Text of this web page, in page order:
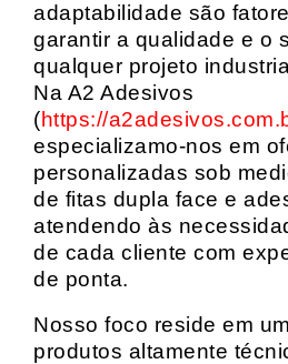
adaptabilidade são
garantir a qualidade e o
qualquer projeto
Na A2 Adesivos
(https://
especializamo-nos em
personalizadas sob
de fitas dupla face e
atendendo às
de cada cliente com
de ponta.
Nosso foco reside em
produtos altamente